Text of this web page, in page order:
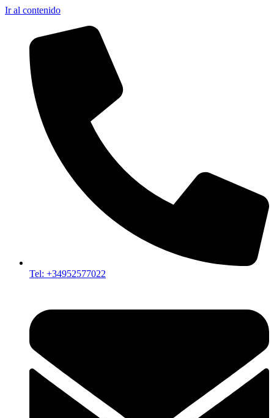
Ir al contenido
Tel: +34952577022